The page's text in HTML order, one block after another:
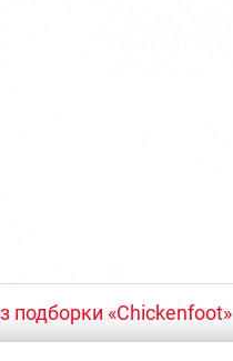
подборки «Chickenfoot»